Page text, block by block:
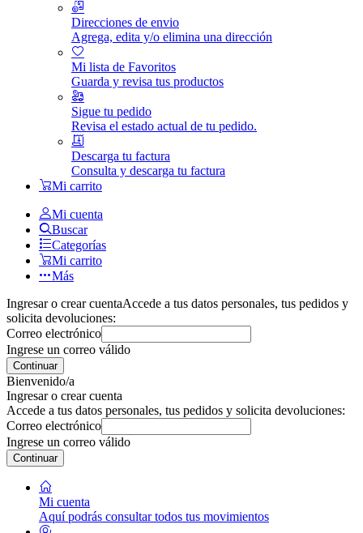
Direcciones de envio
Agrega, edita y/o elimina una dirección
Mi lista de Favoritos
Guarda y revisa tus productos
Sigue tu pedido
Revisa el estado actual de tu pedido.
Descarga tu factura
Consulta y descarga tu factura
Mi carrito
Mi cuenta
Buscar
Categorías
Mi carrito
Más
Ingresar o crear cuentaAccede a tus datos personales, tus pedidos y
solicita devoluciones:
Correo electrónico
Ingrese un correo válido
Continuar
Bienvenido/a
Ingresar o crear cuenta
Accede a tus datos personales, tus pedidos y solicita devoluciones:
Correo electrónico
Ingrese un correo válido
Continuar
Mi cuenta
Aquí podrás consultar todos tus movimientos